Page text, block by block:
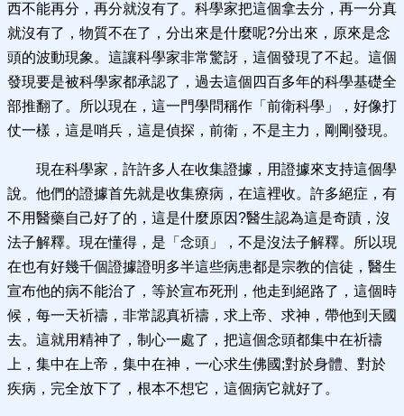
西不能再分，再分就沒有了。科學家把這個拿去分，再一分真
就沒有了，物質不在了，分出來是什麼呢?分出來，原來是念
頭的波動現象。這讓科學家非常驚訝，這個發現了不起。這個
發現要是被科學家都承認了，過去這個四百多年的科學基礎全
部推翻了。所以現在，這一門學問稱作「前衛科學」，好像打
仗一樣，這是哨兵，這是偵探，前衛，不是主力，剛剛發現。
現在科學家，許許多人在收集證據，用證據來支持這個學
說。他們的證據首先就是收集療病，在這裡收。許多絕症，有
不用醫藥自己好了的，這是什麼原因?醫生認為這是奇蹟，沒
法子解釋。現在懂得，是「念頭」，不是沒法子解釋。所以現
在也有好幾千個證據證明多半這些病患都是宗教的信徒，醫生
宣布他的病不能治了，等於宣布死刑，他走到絕路了，這個時
候，每一天祈禱，非常認真祈禱，求上帝、求神，帶他到天國
去。這就用精神了，制心一處了，把這個念頭都集中在祈禱
上，集中在上帝，集中在神，一心求生佛國;對於身體、對於
疾病，完全放下了，根本不想它，這個病它就好了。